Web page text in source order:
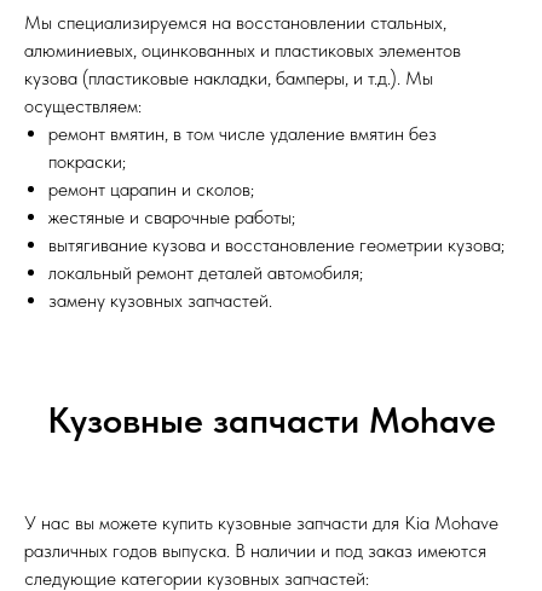
Мы специализируемся на восстановлении стальных,
алюминиевых, оцинкованных и пластиковых элементов
кузова (пластиковые накладки, бамперы, и т.д.). Мы
осуществляем:
ремонт вмятин, в том числе удаление вмятин без
покраски;
ремонт царапин и сколов;
жестяные и сварочные работы;
вытягивание кузова и восстановление геометрии кузова;
локальный ремонт деталей автомобиля;
замену кузовных запчастей.
Кузовные запчасти Mohave
У нас вы можете купить кузовные запчасти для Kia Mohave
различных годов выпуска. В наличии и под заказ имеются
следующие категории кузовных запчастей: